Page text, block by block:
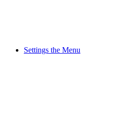
Settings the Menu